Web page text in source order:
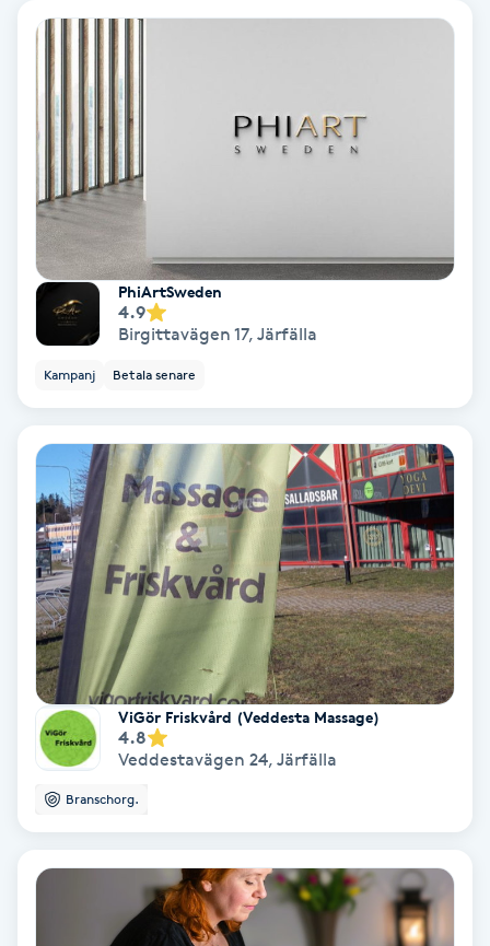
Fotmassage
Fotsvamp
Fotvård
Fransar
Fransborttagning
Fransfärgning
Fransförlängning Megavolym
Fransförlängning Volym
Fransk manikyr
Fransrengöring
Frekvensterapi
Friskvård
Frisör
PhiArtSweden
4.9
Birgittavägen 17, Järfälla
Kampanj Betala senare
ViGör Friskvård (Veddesta Massage)
4.8
Veddestavägen 24, Järfälla
Branschorg.